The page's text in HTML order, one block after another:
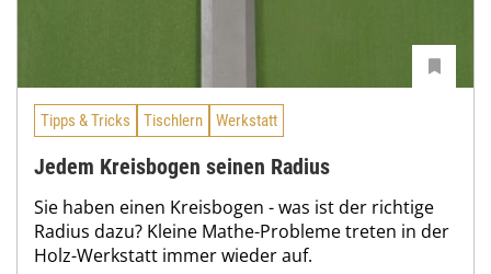
Tipps & Tricks Tischlern Werkstatt
Jedem Kreisbogen seinen Radius
Sie haben einen Kreisbogen - was ist der richtige
Radius dazu? Kleine Mathe-Probleme treten in der
Holz-Werkstatt immer wieder auf.